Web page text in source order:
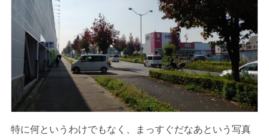
特に何というわけでもなく、まっすぐだなあという写真